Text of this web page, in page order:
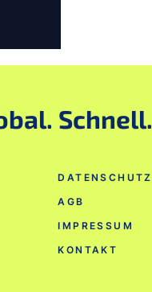
Schnell.
DATENSCHUTZ
AGB
IMPRESSUM
KONTAKT